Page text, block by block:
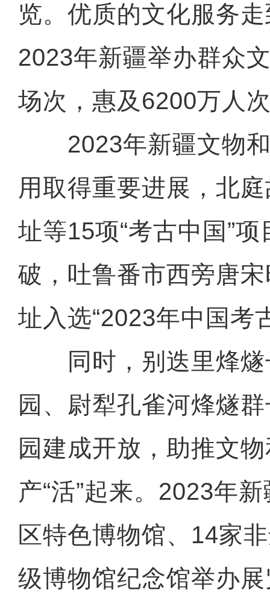
览。优质的文化服务
2023年新疆举办群众
场次，惠及6200万人
2023年新疆文物和
用取得重要进展，北
址等15项“考古中国”
破，吐鲁番市西旁唐
址入选“2023年中国考
同时，别迭里烽燧
园、尉犁孔雀河烽燧
园建成开放，助推文
产“活”起来。2023年
区特色博物馆、14家
级博物馆纪念馆举办